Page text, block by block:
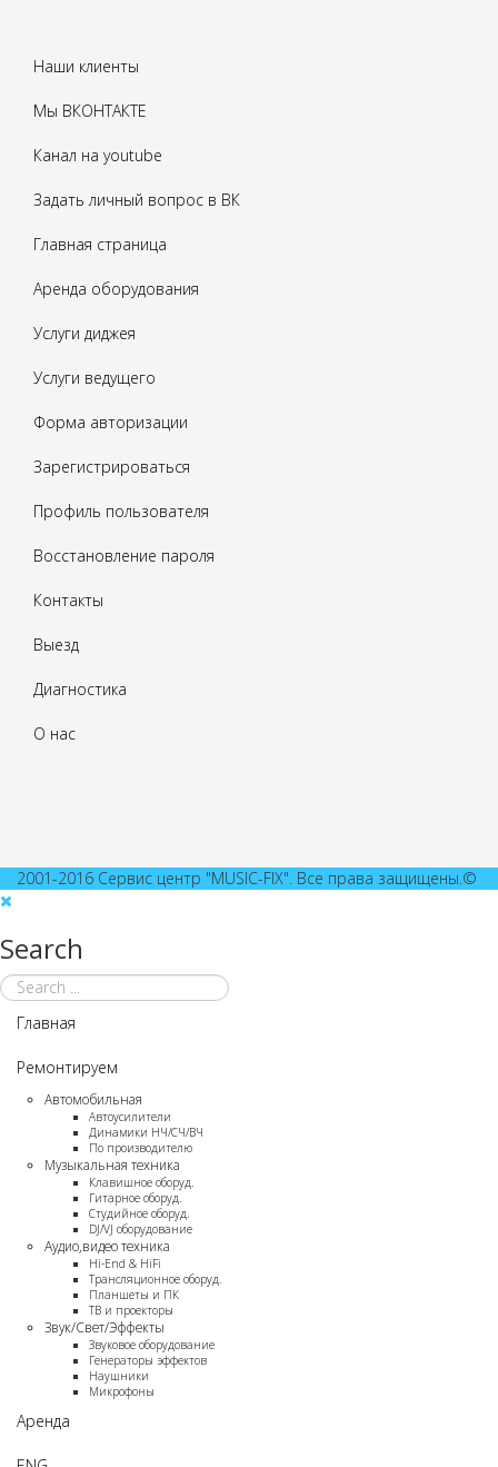
Наши клиенты
Мы ВКОНТАКТЕ
Канал на youtube
Задать личный вопрос в ВК
Главная страница
Аренда оборудования
Услуги диджея
Услуги ведущего
Форма авторизации
Зарегистрироваться
Профиль пользователя
Восстановление пароля
Контакты
Выезд
Диагностика
О нас
2001-2016 Сервис центр "MUSIC-FIX". Все права защищены.©
Search
Главная
Ремонтируем
Автомобильная
Автоусилители
Динамики НЧ/СЧ/ВЧ
По производителю
Музыкальная техника
Клавишное оборуд.
Гитарное оборуд.
Студийное оборуд.
DJ/VJ оборудование
Аудио,видео техника
Нi-End & НiFi
Трансляционное оборуд.
Планшеты и ПК
ТВ и проекторы
Звук/Свет/Эффекты
Звуковое оборудование
Генераторы эффектов
Наушники
Микрофоны
Аренда